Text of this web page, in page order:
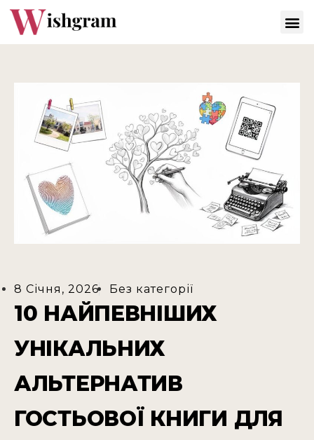
8 Січня, 2026 Без категорії
10 НАЙПЕВНІШИХ
УНІКАЛЬНИХ
АЛЬТЕРНАТИВ
ГОСТЬОВОЇ КНИГИ ДЛЯ